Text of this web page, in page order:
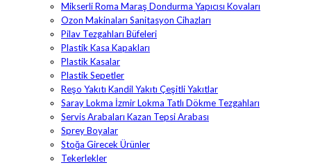
Mikserli Roma Maraş Dondurma Yapıcısı Kovaları
Ozon Makinaları Sanitasyon Cihazları
Pilav Tezgahları Büfeleri
Plastik Kasa Kapakları
Plastik Kasalar
Plastik Sepetler
Reşo Yakıtı Kandil Yakıtı Çeşitli Yakıtlar
Saray Lokma İzmir Lokma Tatlı Dökme Tezgahları
Servis Arabaları Kazan Tepsi Arabası
Sprey Boyalar
Stoğa Girecek Ürünler
Tekerlekler